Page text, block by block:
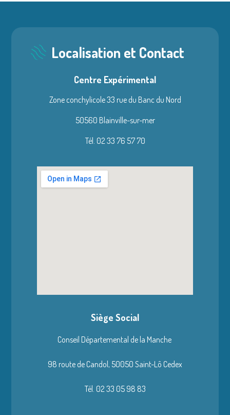
Localisation et Contact
Centre Expérimental
Zone conchylicole 33 rue du Banc du Nord
50560 Blainville-sur-mer
Tél. 02 33 76 57 70
Siège Social
Conseil Départemental de la Manche
98 route de Candol, 50050 Saint-Lô Cedex
Tél. 02 33 05 98 83